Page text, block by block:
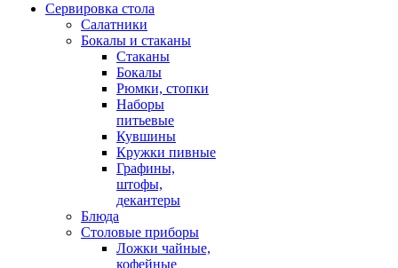
Сервировка стола
Салатники
Бокалы и стаканы
Стаканы
Бокалы
Рюмки, стопки
Наборы
питьевые
Кувшины
Кружки пивные
Графины,
штофы,
декантеры
Блюда
Столовые приборы
Ложки чайные,
кофейные